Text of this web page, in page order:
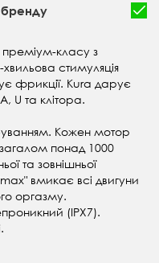
класу з
стимуляція
фрикції. Kura дарує
U та клітора.
Кожен мотор
понад 1000
та зовнішньої
вмикає всі двигуни
оргазму.
(IPX7).